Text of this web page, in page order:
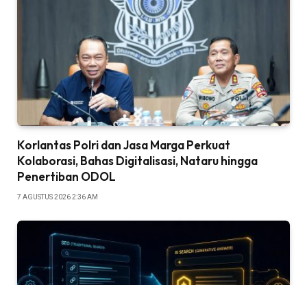
Korlantas Polri dan Jasa Marga Perkuat
Kolaborasi, Bahas Digitalisasi, Nataru hingga
Penertiban ODOL
7 AGUSTUS 2026 2:36 AM